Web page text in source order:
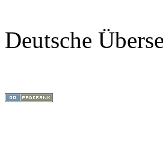
Deutsche